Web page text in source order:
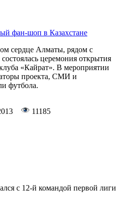
фан-шоп в Казахстане
сердце Алматы, рядом с
церемония открытия
«Кайрат». В мероприятии
проекта, СМИ и
футбола.
11185
с 12-й командой первой лиги